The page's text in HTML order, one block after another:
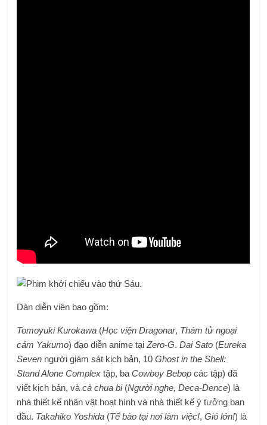
Phim khởi chiếu vào thứ Sáu.
Dàn diễn viên bao gồm:
Tomoyuki Kurokawa (Học viện Dragonar, Thám tử ngoại
cảm Yakumo) đạo diễn anime tạiZero-G.Dai Sato (Eureka
Seven người giám sát kịch bản, 10Ghost in the Shell:
Stand Alone Complex tập, baCowboy Bebop các tập) đã
viết kịch bản, vàcà chua bi(Người nghe,Deca-Dence) là
nhà thiết kế nhân vật hoạt hình và nhà thiết kế ý tưởng ban
đầu. Takahiko Yoshida (Tế bào tại nơi làm việc!,Gió lớn!) là